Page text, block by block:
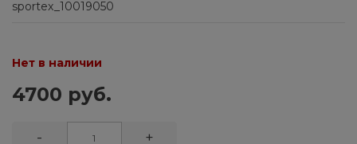
sportex_10019050
Нет в наличии
4700 руб.
- +